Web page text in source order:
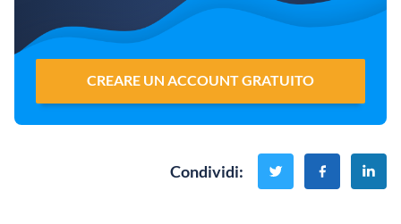
CREARE UN ACCOUNT GRATUITO
Condividi: